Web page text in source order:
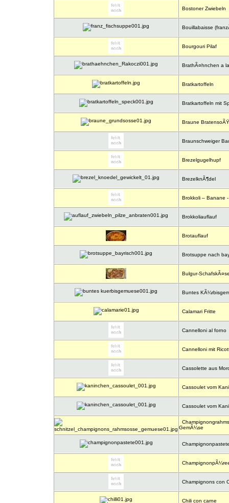
Bostoner Zwiebeln
Bouillabaisse
Bourgouri Pilaf
BrathÃ¤hnchen a la
Bratkartoffeln
Bratkartoffeln mit
Braune
Braunschweiger
Brezelgugelhupf
BrezelknÃ¶del
Brokkoli – Banane -
Brokkoliauflauf
Brotauflauf
Brotsuppe nach
Bulgur-
Buntes
Calamari Fritte
Cannelloni al forno
Cannelloni mit
Cassolette aus
Cassoulet vom
Cassoulet vom
GemÃ¼se
Champignons con
Chili con carne